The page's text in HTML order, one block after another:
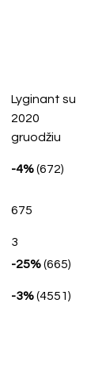
Lyginant su
2020
gruodžiu
-4%(672)
675
3
-25%(665)
-3%(4551)